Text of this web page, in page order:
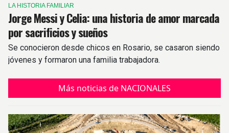
LA HISTORIA FAMILIAR
Jorge Messi y Celia: una historia de amor marcada
por sacrificios y sueños
Se conocieron desde chicos en Rosario, se casaron siendo
jóvenes y formaron una familia trabajadora.
Más noticias de NACIONALES